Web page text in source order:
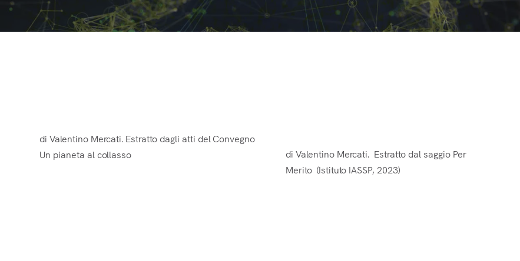
di Valentino Mercati. Estratto dagli atti del Convegno
Un pianeta al collasso
di Valentino Mercati. Estratto dal saggio Per
Merito (Istituto IASSP, 2023)